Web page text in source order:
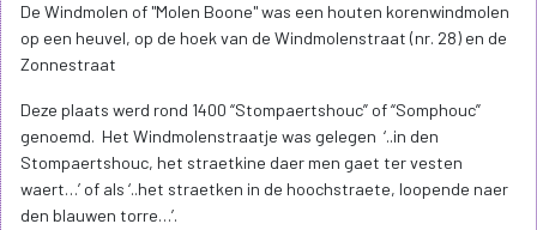
De Windmolen of "Molen Boone" was een houten korenwindmolen
op een heuvel, op de hoek van de Windmolenstraat (nr. 28) en de
Zonnestraat
Deze plaats werd rond 1400 “Stompaertshouc” of “Somphouc”
genoemd. Het Windmolenstraatje was gelegen ‘..in den
Stompaertshouc, het straetkine daer men gaet ter vesten
waert…’ of als ‘..het straetken in de hoochstraete, loopende naer
den blauwen torre…’.